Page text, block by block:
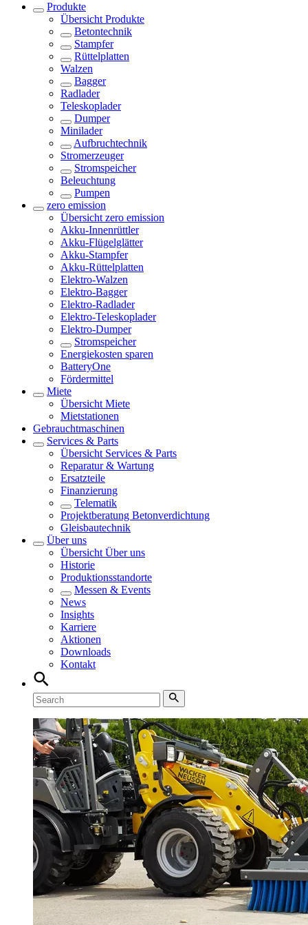
Produkte
Übersicht Produkte
Betontechnik
Stampfer
Rüttelplatten
Walzen
Bagger
Radlader
Teleskoplader
Dumper
Minilader
Aufbruchtechnik
Stromerzeuger
Stromspeicher
Beleuchtung
Pumpen
zero emission
Übersicht zero emission
Akku-Innenrüttler
Akku-Flügelglätter
Akku-Stampfer
Akku-Rüttelplatten
Elektro-Walzen
Elektro-Bagger
Elektro-Radlader
Elektro-Teleskoplader
Elektro-Dumper
Stromspeicher
Energiekosten sparen
BatteryOne
Fördermittel
Miete
Übersicht Miete
Mietstationen
Gebrauchtmaschinen
Services & Parts
Übersicht Services & Parts
Reparatur & Wartung
Ersatzteile
Finanzierung
Telematik
Projektberatung Betonverdichtung
Gleisbautechnik
Über uns
Übersicht Über uns
Historie
Produktionsstandorte
Messen & Events
News
Insights
Karriere
Aktionen
Downloads
Kontakt